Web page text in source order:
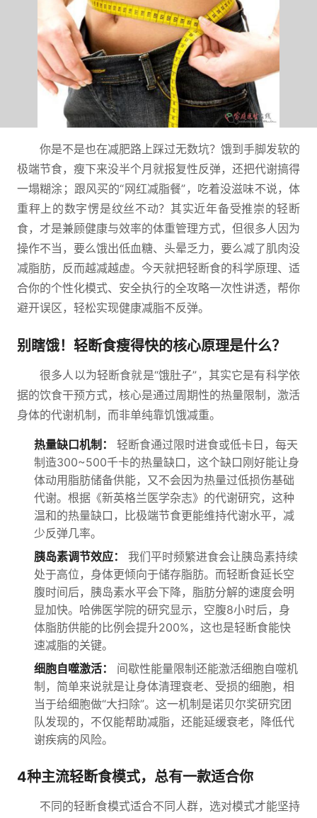
你是不是也在减肥路上踩过无数坑？饿到手脚发软的
极端节食，瘦下来没半个月就报复性反弹，还把代谢搞得
一塌糊涂；跟风买的“网红减脂餐”，吃着没滋味不说，体
重秤上的数字愣是纹丝不动？其实近年备受推崇的轻断
食，才是兼顾健康与效率的体重管理方式，但很多人因为
操作不当，要么饿出低血糖、头晕乏力，要么减了肌肉没
减脂肪，反而越减越虚。今天就把轻断食的科学原理、适
合你的个性化模式、安全执行的全攻略一次性讲透，帮你
避开误区，轻松实现健康减脂不反弹。
别瞎饿！轻断食瘦得快的核心原理是什么？
很多人以为轻断食就是“饿肚子”，其实它是有科学依
据的饮食干预方式，核心是通过周期性的热量限制，激活
身体的代谢机制，而非单纯靠饥饿减重。
热量缺口机制：
轻断食通过限时进食或低卡日，每天
制造300~500千卡的热量缺口，这个缺口刚好能让身
体动用脂肪储备供能，又不会因为热量过低损伤基础
代谢。根据《新英格兰医学杂志》的代谢研究，这种
温和的热量缺口，比极端节食更能维持代谢水平，减
少反弹几率。
胰岛素调节效应：
我们平时频繁进食会让胰岛素持续
处于高位，身体更倾向于储存脂肪。而轻断食延长空
腹时间后，胰岛素水平会下降，脂肪分解的速度会明
显加快。哈佛医学院的研究显示，空腹8小时后，身
体脂肪供能的比例会提升200%，这也是轻断食能快
速减脂的关键。
细胞自噬激活：
间歇性能量限制还能激活细胞自噬机
制，简单来说就是让身体清理衰老、受损的细胞，相
当于给细胞做“大扫除”。这一机制是诺贝尔奖研究团
队发现的，不仅能帮助减脂，还能延缓衰老，降低代
谢疾病的风险。
4种主流轻断食模式，总有一款适合你
不同的轻断食模式适合不同人群，选对模式才能坚持